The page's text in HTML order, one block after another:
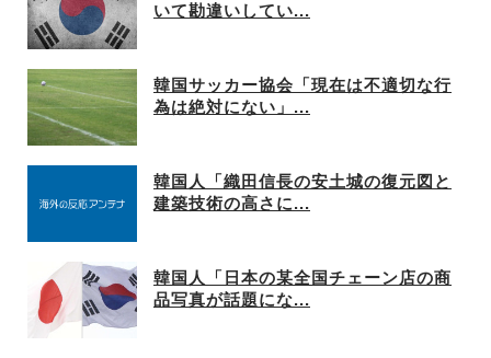
いて勘違いしてい...
韓国サッカー協会「現在は不適切な行
為は絶対にない」...
韓国人「織田信長の安土城の復元図と
建築技術の高さに...
韓国人「日本の某全国チェーン店の商
品写真が話題にな...